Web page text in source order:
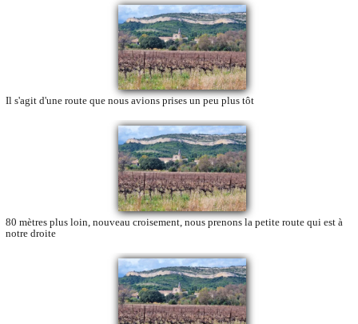
Il s'agit d'une route que nous avions prises un peu plus tôt
80 mètres plus loin, nouveau croisement, nous prenons la petite route qui est à
notre droite